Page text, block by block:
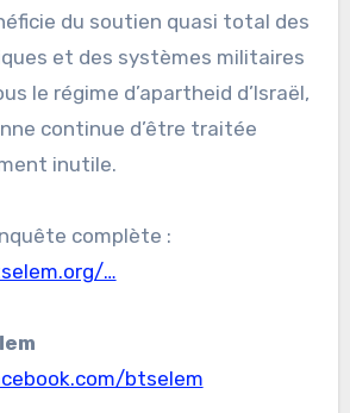
du soutien quasi total des
et des systèmes militaires
le régime d’apartheid d’Israël,
continue d’être traitée
inutile.
complète :
…
btselem